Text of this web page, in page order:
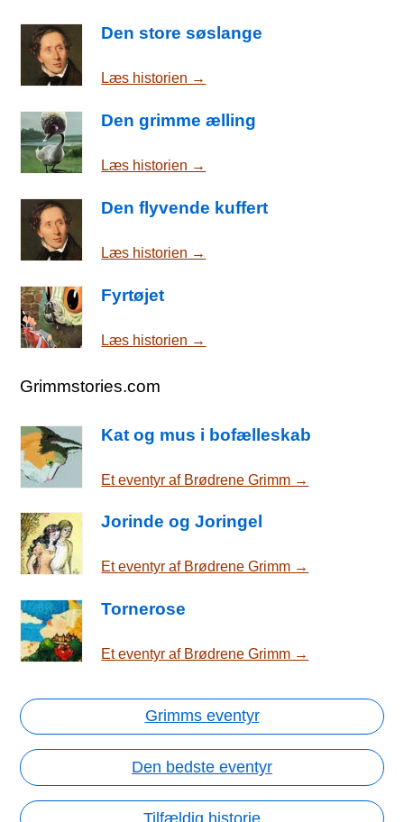
Den store søslange
Læs historien →
Den grimme ælling
Læs historien →
Den flyvende kuffert
Læs historien →
Fyrtøjet
Læs historien →
Grimmstories.com
Kat og mus i bofælleskab
Et eventyr af Brødrene Grimm →
Jorinde og Joringel
Et eventyr af Brødrene Grimm →
Tornerose
Et eventyr af Brødrene Grimm →
Grimms eventyr
Den bedste eventyr
Tilfældig historie